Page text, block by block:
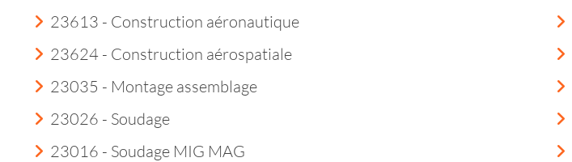
23613 - Construction aéronautique
23624 - Construction aérospatiale
23035 - Montage assemblage
23026 - Soudage
23016 - Soudage MIG MAG